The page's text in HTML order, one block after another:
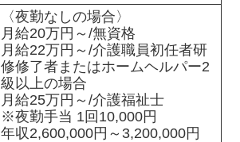
〈夜勤なしの場合〉
月給20万円～/無資格
月給22万円～/介護職員初任者研
修修了者またはホームヘルパー2
級以上の場合
月給25万円～/介護福祉士
※夜勤手当 1回10,000円
年収2,600,000円～3,200,000円